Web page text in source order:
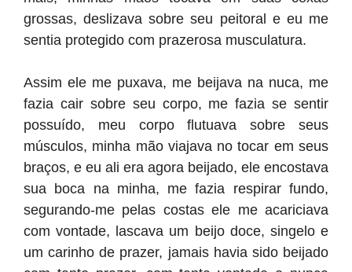
grossas, deslizava sobre seu peitoral e eu me
sentia protegido com prazerosa musculatura.
Assim ele me puxava, me beijava na nuca, me
fazia cair sobre seu corpo, me fazia se sentir
possuído, meu corpo flutuava sobre seus
músculos, minha mão viajava no tocar em seus
braços, e eu ali era agora beijado, ele encostava
sua boca na minha, me fazia respirar fundo,
segurando-me pelas costas ele me acariciava
com vontade, lascava um beijo doce, singelo e
um carinho de prazer, jamais havia sido beijado